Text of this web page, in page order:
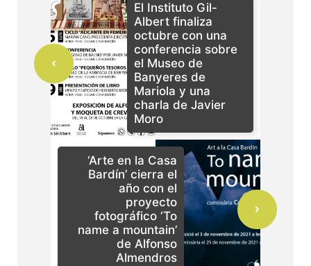
El Instituto Gil-
Albert finaliza
octubre con una
conferencia sobre
el Museo de
Banyeres de
Mariola y una
charla de Javier
Moro
‘Arte en la Casa
Bardín’ cierra el
año con el
proyecto
fotográfico ‘To
name a mountain’
de Alfonso
Almendros